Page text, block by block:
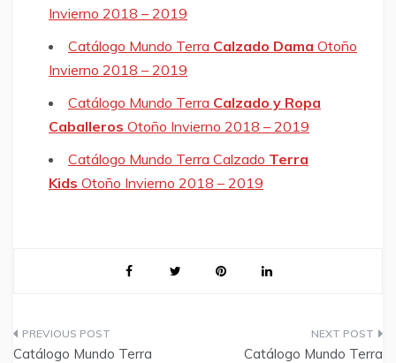
Invierno 2018 – 2019
Catálogo Mundo Terra Calzado Dama Otoño
Invierno 2018 – 2019
Catálogo Mundo Terra Calzado y Ropa
Caballeros Otoño Invierno 2018 – 2019
Catálogo Mundo Terra Calzado Terra
Kids Otoño Invierno 2018 – 2019
Post
Catálogo Mundo Terra Catálogo Mundo Terra